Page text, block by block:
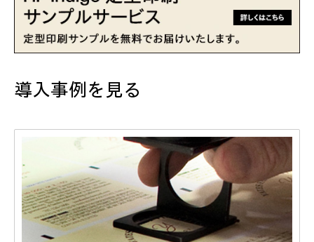
導入事例を見る